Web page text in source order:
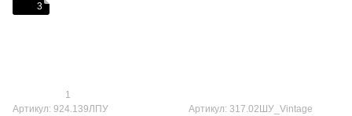
3
1
Артикул: 924.139ЛПУ
Артикул: 317.02ШУ_Vintage